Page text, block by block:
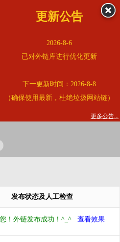
发布状态及人工检查
更新公告
2026-8-6
已对外链库进行优化更新
下一更新时间：2026-8-8
（确保使用最新，杜绝垃圾网站链）
更多公告...